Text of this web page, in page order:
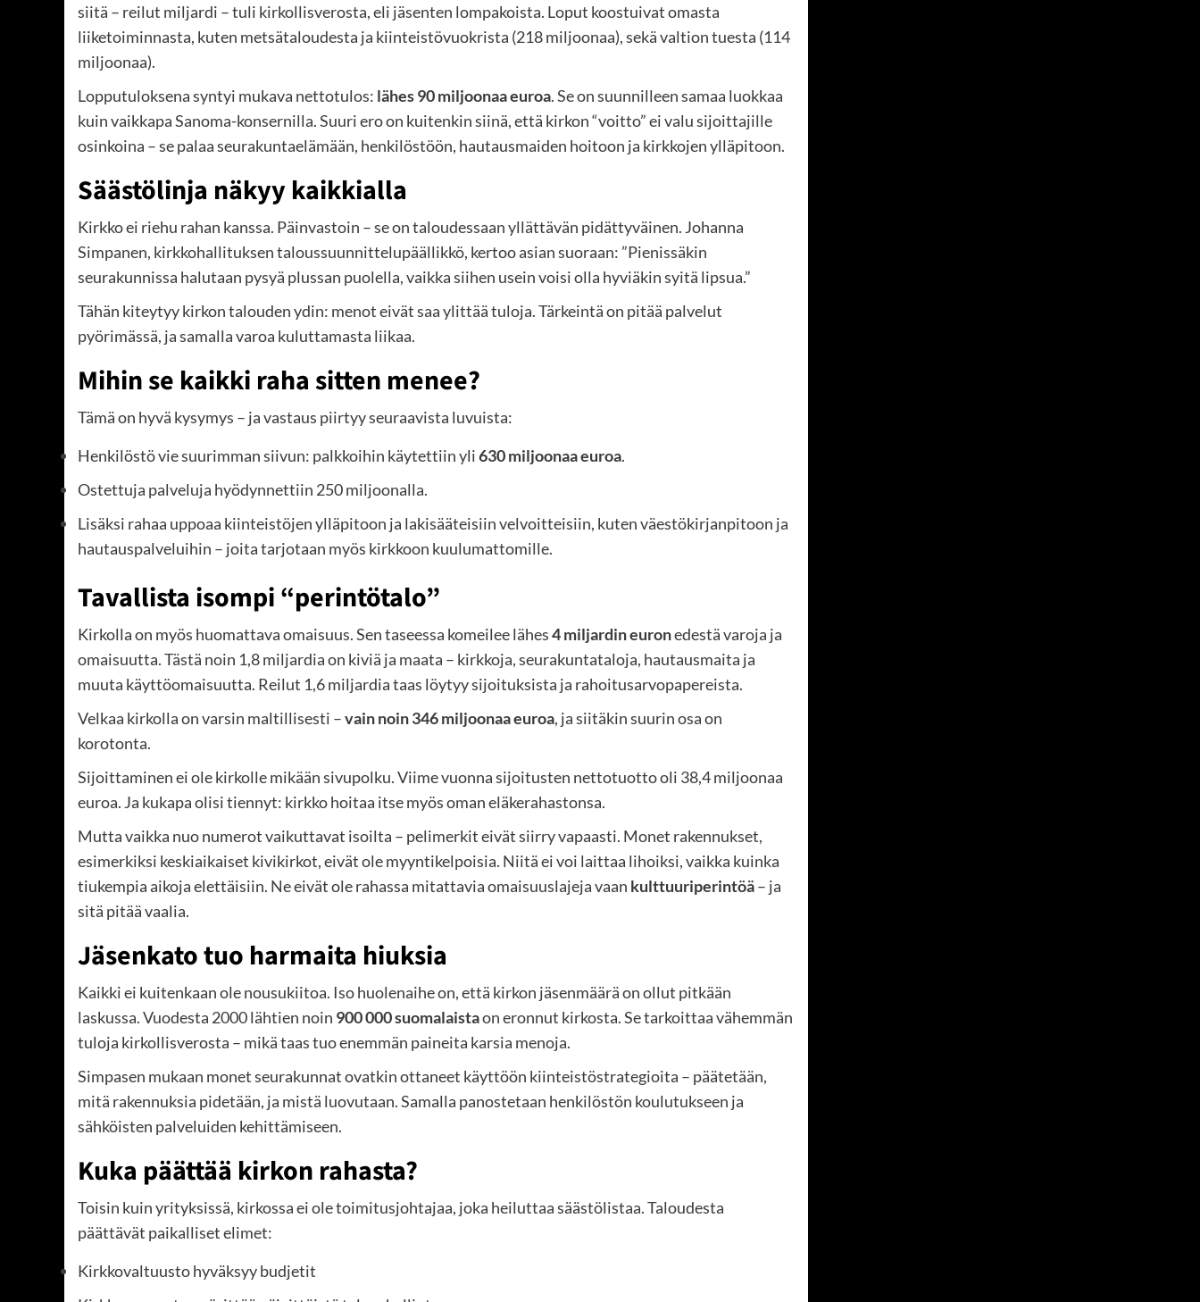
siitä – reilut miljardi – tuli kirkollisverosta, eli jäsenten lompakoista. Loput koostuivat omasta
liiketoiminnasta, kuten metsätaloudesta ja kiinteistövuokrista (218 miljoonaa), sekä valtion tuesta (114
miljoonaa).
Lopputuloksena syntyi mukava nettotulos: lähes 90 miljoonaa euroa. Se on suunnilleen samaa luokkaa
kuin vaikkapa Sanoma-konsernilla. Suuri ero on kuitenkin siinä, että kirkon “voitto” ei valu sijoittajille
osinkoina – se palaa seurakuntaelämään, henkilöstöön, hautausmaiden hoitoon ja kirkkojen ylläpitoon.
Säästölinja näkyy kaikkialla
Kirkko ei riehu rahan kanssa. Päinvastoin – se on taloudessaan yllättävän pidättyväinen. Johanna
Simpanen, kirkkohallituksen taloussuunnittelupäällikkö, kertoo asian suoraan: ”Pienissäkin
seurakunnissa halutaan pysyä plussan puolella, vaikka siihen usein voisi olla hyviäkin syitä lipsua.”
Tähän kiteytyy kirkon talouden ydin: menot eivät saa ylittää tuloja. Tärkeintä on pitää palvelut
pyörimässä, ja samalla varoa kuluttamasta liikaa.
Mihin se kaikki raha sitten menee?
Tämä on hyvä kysymys – ja vastaus piirtyy seuraavista luvuista:
Henkilöstö vie suurimman siivun: palkkoihin käytettiin yli630 miljoonaa euroa.
Ostettuja palveluja hyödynnettiin 250 miljoonalla.
Lisäksi rahaa uppoaa kiinteistöjen ylläpitoon ja lakisääteisiin velvoitteisiin, kuten väestökirjanpitoon ja
hautauspalveluihin – joita tarjotaan myös kirkkoon kuulumattomille.
Tavallista isompi “perintötalo”
Kirkolla on myös huomattava omaisuus. Sen taseessa komeilee lähes4 miljardin euronedestä varoja ja
omaisuutta. Tästä noin 1,8 miljardia on kiviä ja maata – kirkkoja, seurakuntataloja, hautausmaita ja
muuta käyttöomaisuutta. Reilut 1,6 miljardia taas löytyy sijoituksista ja rahoitusarvopapereista.
Velkaa kirkolla on varsin maltillisesti –vain noin 346 miljoonaa euroa, ja siitäkin suurin osa on
korotonta.
Sijoittaminen ei ole kirkolle mikään sivupolku. Viime vuonna sijoitusten nettotuotto oli 38,4 miljoonaa
euroa. Ja kukapa olisi tiennyt: kirkko hoitaa itse myös oman eläkerahastonsa.
Mutta vaikka nuo numerot vaikuttavat isoilta – pelimerkit eivät siirry vapaasti. Monet rakennukset,
esimerkiksi keskiaikaiset kivikirkot, eivät ole myyntikelpoisia. Niitä ei voi laittaa lihoiksi, vaikka kuinka
tiukempia aikoja elettäisiin. Ne eivät ole rahassa mitattavia omaisuuslajeja vaan kulttuuriperintöä– ja
sitä pitää vaalia.
Jäsenkato tuo harmaita hiuksia
Kaikki ei kuitenkaan ole nousukiitoa. Iso huolenaihe on, että kirkon jäsenmäärä on ollut pitkään
laskussa. Vuodesta 2000 lähtien noin 900 000 suomalaistaon eronnut kirkosta. Se tarkoittaa vähemmän
tuloja kirkollisverosta – mikä taas tuo enemmän paineita karsia menoja.
Simpasen mukaan monet seurakunnat ovatkin ottaneet käyttöön kiinteistöstrategioita – päätetään,
mitä rakennuksia pidetään, ja mistä luovutaan. Samalla panostetaan henkilöstön koulutukseen ja
sähköisten palveluiden kehittämiseen.
Kuka päättää kirkon rahasta?
Toisin kuin yrityksissä, kirkossa ei ole toimitusjohtajaa, joka heiluttaa säästölistaa. Taloudesta
päättävät paikalliset elimet:
Kirkkovaltuusto hyväksyy budjetit